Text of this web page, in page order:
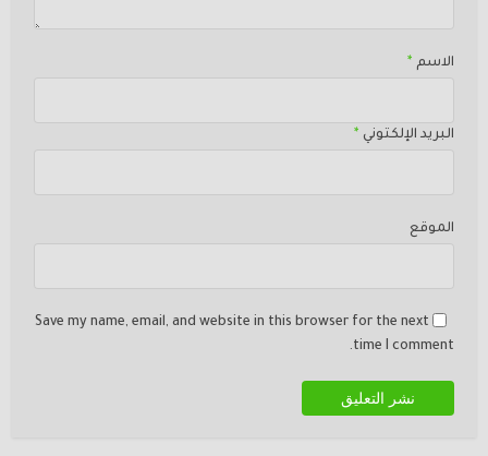
الاسم *
البريد الإلكتوني *
الموقع
Save my name, email, and website in this browser for the next
time I comment.